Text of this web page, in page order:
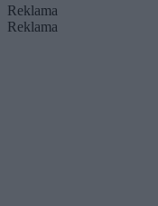
Reklama
Reklama